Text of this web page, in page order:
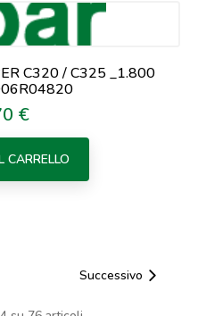
C320 / C325 _1.800
€
CARRELLO
Successivo